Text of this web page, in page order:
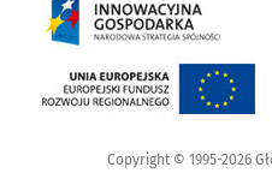
Copyright © 1995-2026